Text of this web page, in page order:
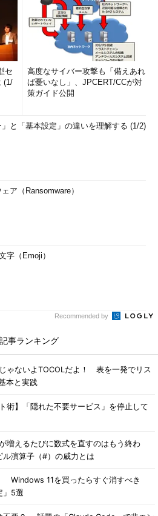
セ
(1/
高度なサイバー攻撃も「備えあれ
ば憂いなし」、JPCERT/CCが対
策ガイド公開
」と「基本設定」の違いを理解する (1/2)
ア（Ransomware）
字（Emoji）
Recommended by
事ランキング
ゃないよTOCOLだよ！ 表を一発でリス
本と実践
術】「隠れた不要サービス」を停止して
増えるたびに数式を直すのはもう終わ
ル演算子（#）の威力とは
Windows 11を買ったらすぐ消すべき
」5選